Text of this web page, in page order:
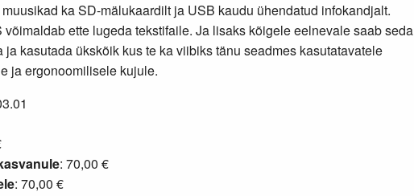
ka SD-mälukaardilt ja USB kaudu ühendatud infokandjalt.
ette lugeda tekstifaile. Ja lisaks kõigele eelnevale saab seda
ja kasutada ükskõik kus te ka viibiks tänu seadmes kasutatavatele
ja ergonoomilisele kujule.
: 70,00 €
: 70,00 €